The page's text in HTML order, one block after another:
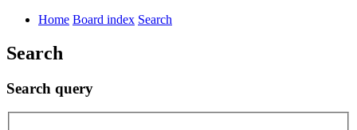
Home Board index Search
Search
Search query